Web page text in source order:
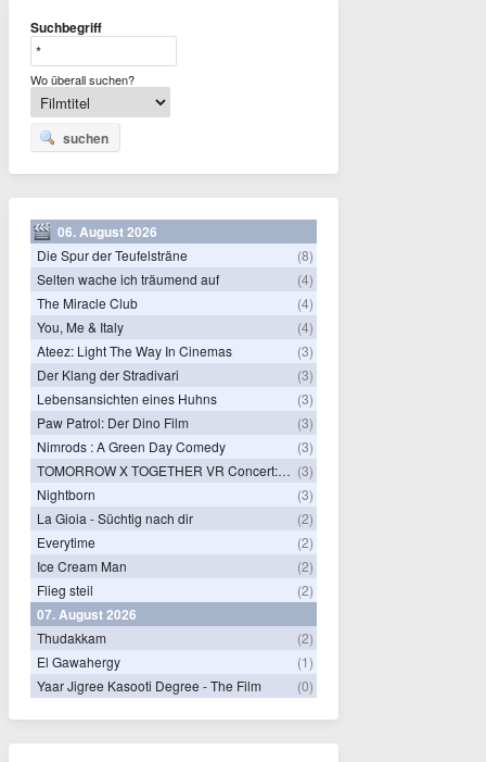
Suchbegriff
Wo überall suchen?
suchen
06. August 2026
Die Spur der Teufelsträne
(8)
Selten wache ich träumend auf
(4)
The Miracle Club
(4)
You, Me & Italy
(4)
Ateez: Light The Way In Cinemas
(3)
Der Klang der Stradivari
(3)
Lebensansichten eines Huhns
(3)
Paw Patrol: Der Dino Film
(3)
Nimrods : A Green Day Comedy
(3)
TOMORROW X TOGETHER VR Concert: Endless Ride (3)
Nightborn
(3)
La Gioia - Süchtig nach dir
(2)
Everytime
(2)
Ice Cream Man
(2)
Flieg steil
(2)
07. August 2026
Thudakkam
(2)
El Gawahergy
(1)
Yaar Jigree Kasooti Degree - The Film
(0)